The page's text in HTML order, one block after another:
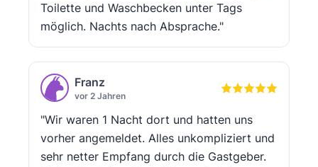
Toilette und Waschbecken unter Tags
möglich. Nachts nach Absprache."
Franz
vor 2 Jahren
"Wir waren 1 Nacht dort und hatten uns
vorher angemeldet. Alles unkompliziert und
sehr netter Empfang durch die Gastgeber.